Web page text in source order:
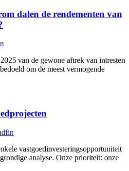
dalen de rendementen van
van de gewone aftrek van intresten
om de meest vermogende
vastgoedinvesteringsopportuniteit
analyse. Onze prioriteit: onze